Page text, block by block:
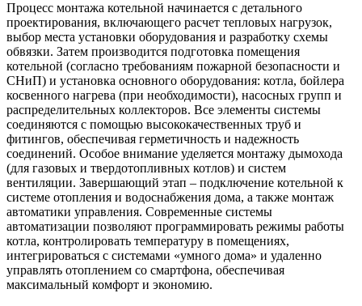
Процесс монтажа котельной начинается с детального
проектирования, включающего расчет тепловых нагрузок,
выбор места установки оборудования и разработку схемы
обвязки. Затем производится подготовка помещения
котельной (согласно требованиям пожарной безопасности и
СНиП) и установка основного оборудования: котла, бойлера
косвенного нагрева (при необходимости), насосных групп и
распределительных коллекторов. Все элементы системы
соединяются с помощью высококачественных труб и
фитингов, обеспечивая герметичность и надежность
соединений. Особое внимание уделяется монтажу дымохода
(для газовых и твердотопливных котлов) и систем
вентиляции. Завершающий этап – подключение котельной к
системе отопления и водоснабжения дома, а также монтаж
автоматики управления. Современные системы
автоматизации позволяют программировать режимы работы
котла, контролировать температуру в помещениях,
интегрироваться с системами «умного дома» и удаленно
управлять отоплением со смартфона, обеспечивая
максимальный комфорт и экономию.